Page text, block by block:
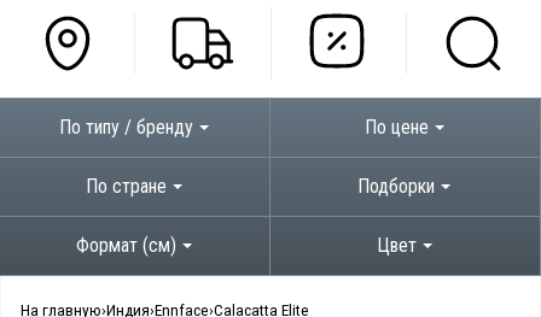
По типу / бренду По цене
По стране Подборки
Формат (см) Цвет
На главную Индия Ennface Calacatta Elite